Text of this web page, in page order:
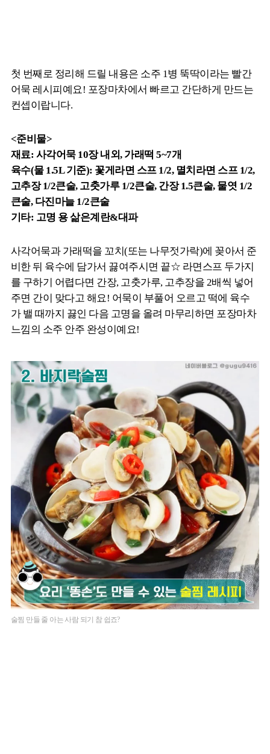
첫 번째로 정리해 드릴 내용은 소주 1병 뚝딱이라는 빨간
어묵 레시피예요! 포장마차에서 빠르고 간단하게 만드는
컨셉이랍니다.
<준비물>
재료: 사각어묵 10장 내외, 가래떡 5~7개
육수(물 1.5L 기준): 꽃게라면 스프 1/2, 멸치라면 스프 1/2,
고추장 1/2큰술, 고춧가루 1/2큰술, 간장 1.5큰술, 물엿 1/2
큰술, 다진마늘 1/2큰술
기타: 고명 용 삶은계란&대파
사각어묵과 가래떡을 꼬치(또는 나무젓가락)에 꽂아서 준
비한 뒤 육수에 담가서 끓여주시면 끝☆ 라면스프 두가지
를 구하기 어렵다면 간장, 고춧가루, 고추장을 2배씩 넣어
주면 간이 맞다고 해요! 어묵이 부풀어 오르고 떡에 육수
가 밸 때까지 끓인 다음 고명을 올려 마무리하면 포장마차
느낌의 소주 안주 완성이예요!
술찜 만들 줄 아는 사람 되기 참 쉽죠?